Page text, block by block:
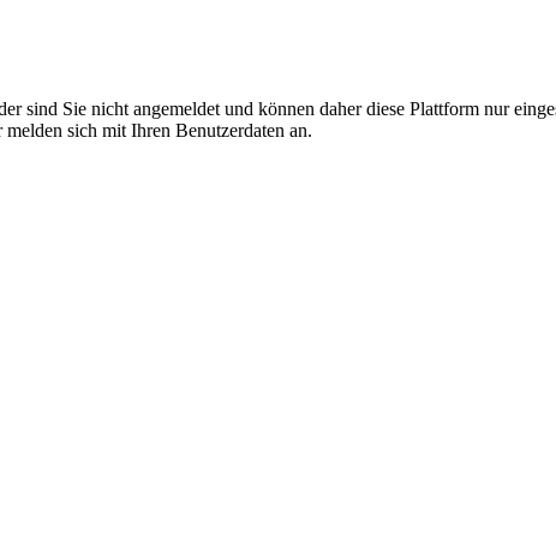
sind Sie nicht angemeldet und können daher diese Plattform nur
sich mit Ihren Benutzerdaten an.